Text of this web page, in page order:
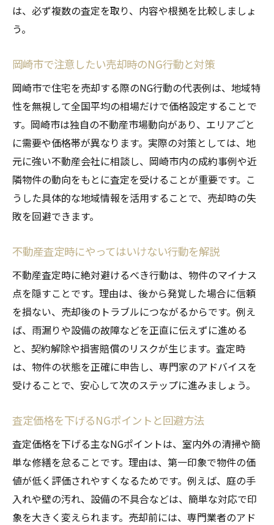
は、必ず複数の査定を取り、内容や根拠を比較しましょ
う。
岡崎市で注意したい売却時のNG行動と対策
岡崎市で住宅を売却する際のNG行動の代表例は、地域特
性を無視して全国平均の相場だけで価格設定することで
す。岡崎市は独自の不動産市場動向があり、エリアごと
に需要や価格帯が異なります。実際の対策としては、地
元に強い不動産会社に相談し、岡崎市内の成約事例や近
隣物件の動向をもとに査定を受けることが重要です。こ
うした具体的な地域情報を活用することで、売却時の失
敗を回避できます。
不動産査定時にやってはいけない行動を解説
不動産査定時に絶対避けるべき行動は、物件のマイナス
点を隠すことです。理由は、後から発覚した場合に信頼
を損ない、売却後のトラブルにつながるからです。例え
ば、雨漏りや設備の故障などを正直に伝えずに進める
と、契約解除や損害賠償のリスクが生じます。査定時
は、物件の状態を正確に申告し、専門家のアドバイスを
受けることで、安心して次のステップに進みましょう。
査定価格を下げるNGポイントと回避方法
査定価格を下げる主なNGポイントは、室内外の清掃や簡
単な修繕を怠ることです。理由は、第一印象で物件の価
値が低く評価されやすくなるためです。例えば、庭の手
入れや壁の汚れ、設備の不具合などは、簡単な対応で印
象を大きく変えられます。売却前には、専門業者のアド